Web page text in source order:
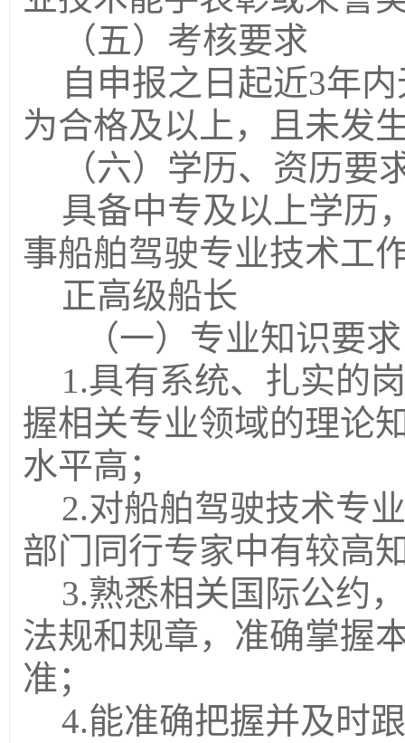
（五）考核要求
自申报之日起近3年
为合格及以上，且未发
（六）学历、资历要
具备中专及以上学历
事船舶驾驶专业技术工
正高级船长
（一）专业知识要求
1.具有系统、扎实的
握相关专业领域的理论
水平高；
2.对船舶驾驶技术专
部门同行专家中有较高
3.熟悉相关国际公约
法规和规章，准确掌握
准；
4.能准确把握并及时